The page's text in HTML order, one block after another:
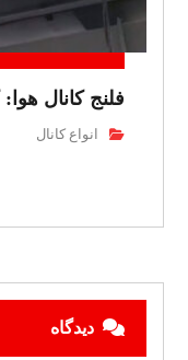
فلنج کانال
انواع کانال
دیدگاه